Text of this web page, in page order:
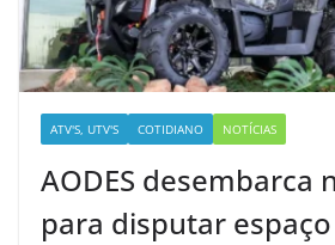
ATV'S, UTV'S COTIDIANO NOTÍCIAS
AODES desembarca
para disputar